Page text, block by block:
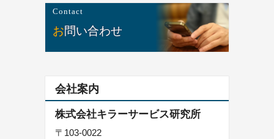
Contact
お問い合わせ
会社案内
株式会社キラーサービス研究所
〒103-0022